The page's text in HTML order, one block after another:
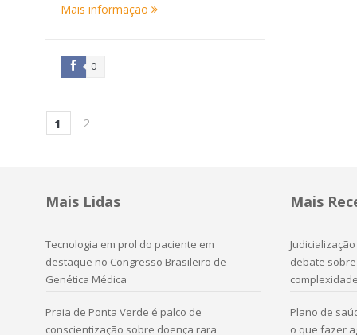
Mais informação
0
1 2
Mais Lidas
Tecnologia em prol do paciente em
destaque no Congresso Brasileiro de
Genética Médica
Praia de Ponta Verde é palco de
conscientização sobre doença rara
Mais
debate
Plano de
o que fazer